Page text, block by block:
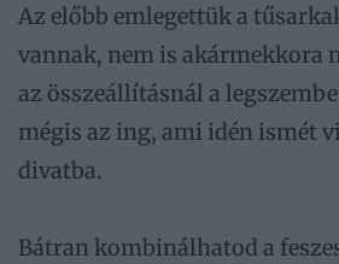
Az előbb emlegettük a
vannak, nem is akármekkora
az összeállításnál a
mégis az ing, ami idén ismét
divatba.
Bátran kombinálhatod a